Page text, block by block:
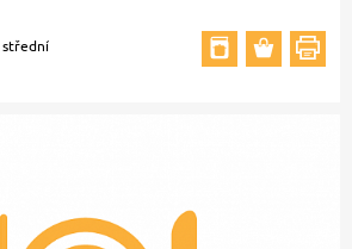
střední